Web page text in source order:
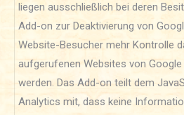
liegen ausschließlich bei deren
Add-on zur Deaktivierung von
Website-Besucher mehr Kontrolle
aufgerufenen Websites von
werden. Das Add-on teilt dem
Analytics mit, dass keine